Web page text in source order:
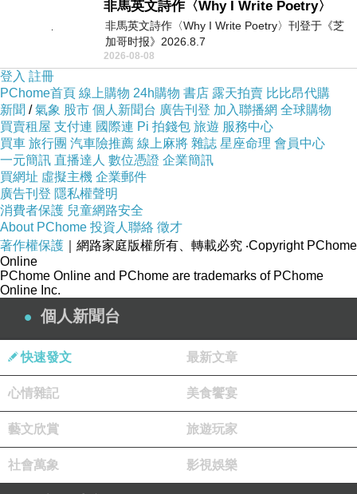
過程，開放式空間不怕客人看，還能跟老闆聊天話家常，
就像在家吃飯一樣悠閒放鬆
非馬英文詩作〈Why I Write Poetry〉
非馬英文詩作〈Why I Write Poetry〉刊登于《芝
加哥时报》2026.8.7
2026-08-08
登入 註冊
PChome首頁 線上購物 24h購物 書店 露天拍賣 比比昂代購
新聞 /氣象 股市 個人新聞台 廣告刊登 加入聯播網 全球購物
買賣租屋 支付連 國際連 Pi 拍錢包 旅遊 服務中心
買車 旅行團 汽車險推薦 線上麻將 雜誌 星座命理 會員中心
一元簡訊 直播達人 數位憑證 企業簡訊
買網址 虛擬主機 企業郵件
廣告刊登 隱私權聲明
消費者保護 兒童網路安全
About PChome 投資人聯絡 徵才
著作權保護 ｜網路家庭版權所有、轉載必究 ‧Copyright PChome
Online
PChome Online and PChome are trademarks of PChome
Online Inc.
個人新聞台
快速發文 最新文章
心情雜記 美食饗宴
藝文欣賞 旅遊玩家
社會萬象 影視娛樂